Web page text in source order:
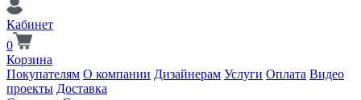
Кабинет
0
Корзина
Покупателям О компании Дизайнерам Услуги Оплата Видео
проекты Доставка